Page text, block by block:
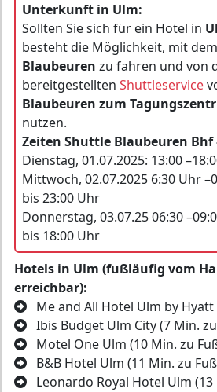
Unterkunft in Ulm:
Sollten Sie sich für ein Hotel in
besteht die Möglichkeit, mit dem
Blaubeuren zu fahren und von
bereitgestellten Shuttleservice
Blaubeuren zum
nutzen.
Zeiten Shuttle Blaubeuren Bhf
Dienstag, 01.07.2025: 13:00
Mittwoch, 02.07.2025 6:30 Uhr
bis 23:00 Uhr
Donnerstag, 03.07.25 06:30
bis 18:00 Uhr
Hotels in Ulm (fußläufig vom
erreichbar):
Me and All Hotel Ulm by
Ibis Budget Ulm City (7 Min.
Motel One Ulm (10 Min. zu
B&B Hotel Ulm (11 Min. zu
Leonardo Royal Hotel Ulm (13